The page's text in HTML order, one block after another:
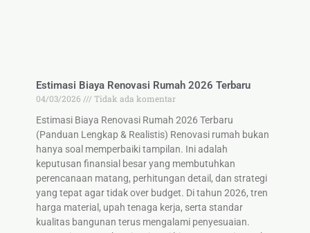
Estimasi Biaya Renovasi Rumah 2026 Terbaru
04/03/2026
Tidak ada komentar
Estimasi Biaya Renovasi Rumah 2026 Terbaru
(Panduan Lengkap & Realistis) Renovasi rumah bukan
hanya soal memperbaiki tampilan. Ini adalah
keputusan finansial besar yang membutuhkan
perencanaan matang, perhitungan detail, dan strategi
yang tepat agar tidak over budget. Di tahun 2026, tren
harga material, upah tenaga kerja, serta standar
kualitas bangunan terus mengalami penyesuaian.